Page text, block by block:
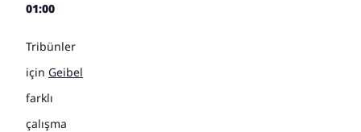
01:00
Tribünler
için Geibel
farklı
çalışma